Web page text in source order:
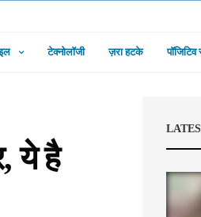
टेक्नोलॉजी ज़रा हटके पॉजिटिव
ये है